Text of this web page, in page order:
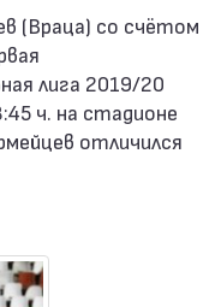
лига 2019/20
ч. на стадионе
отличился